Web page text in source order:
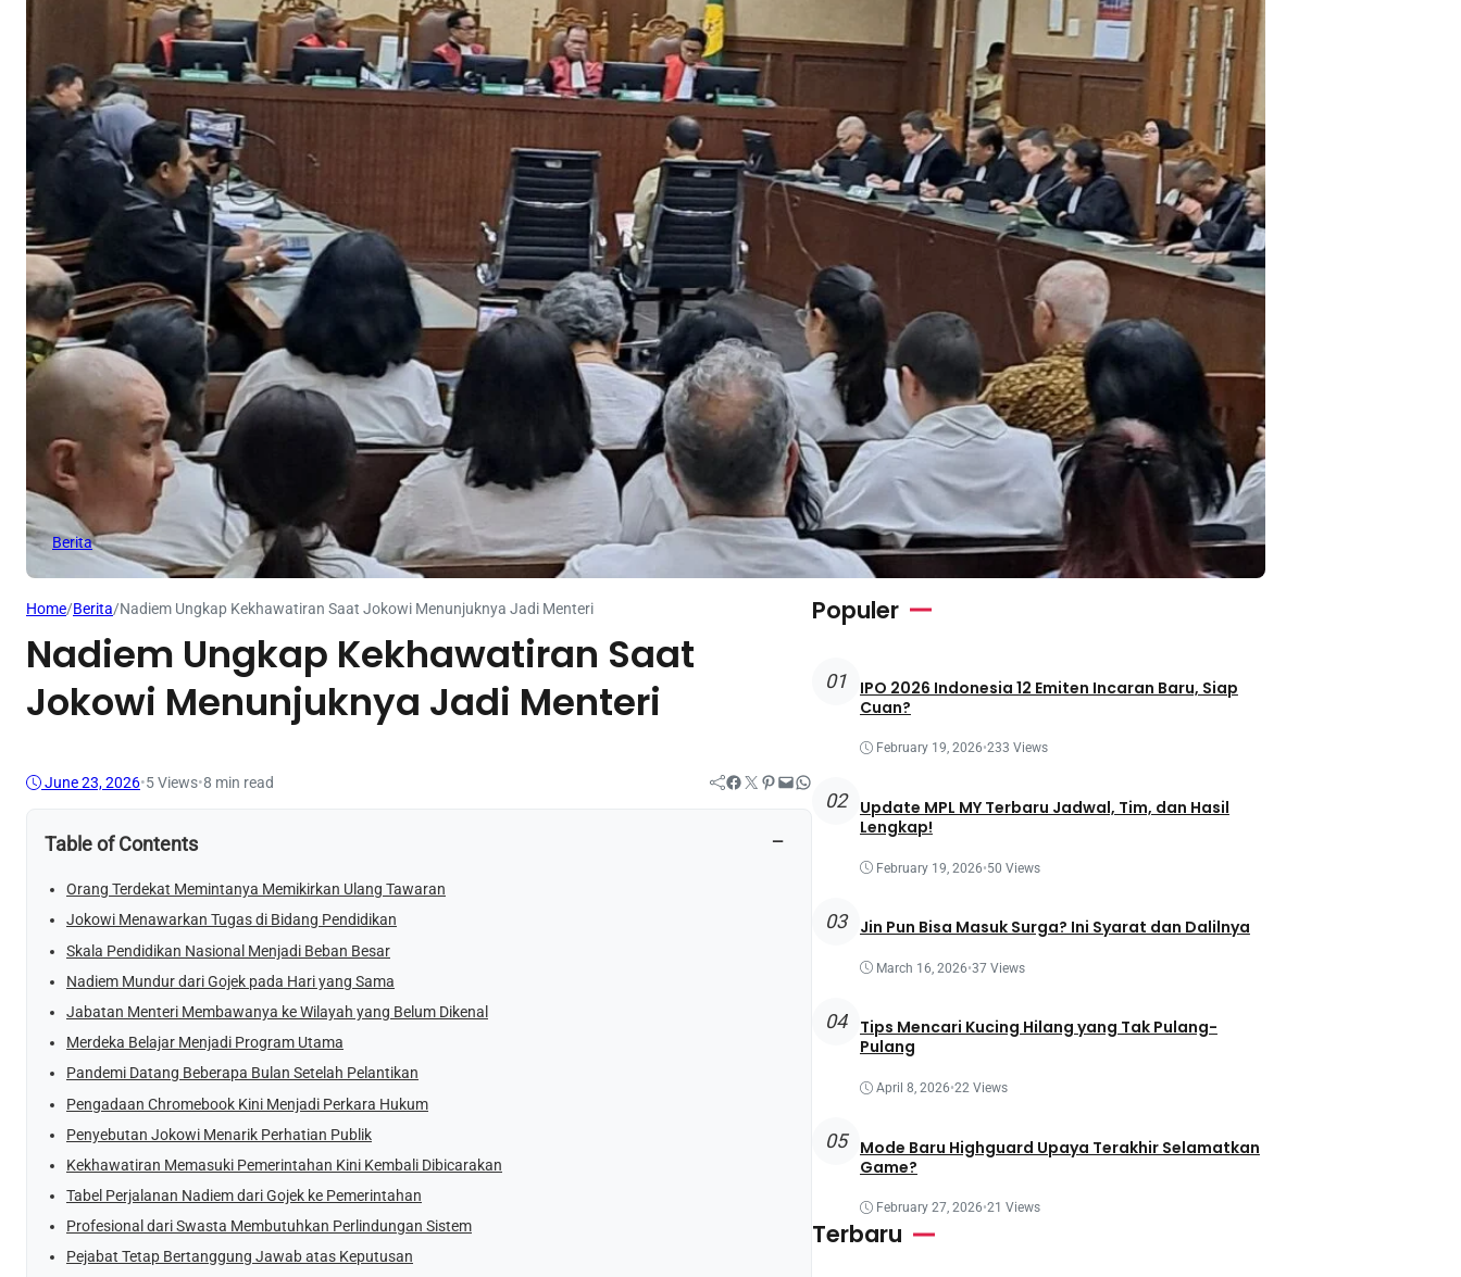
Berita
Home/Berita/Nadiem Ungkap Kekhawatiran Saat Jokowi Menunjuknya Jadi Menteri
Nadiem Ungkap Kekhawatiran Saat
Jokowi Menunjuknya Jadi Menteri
June 23, 2026•5Views•8 min read Facebook Twitter Pinterest Mail WhatsApp
Table of Contents −
Orang Terdekat Memintanya Memikirkan Ulang Tawaran
Jokowi Menawarkan Tugas di Bidang Pendidikan
Skala Pendidikan Nasional Menjadi Beban Besar
Nadiem Mundur dari Gojek pada Hari yang Sama
Jabatan Menteri Membawanya ke Wilayah yang Belum Dikenal
Merdeka Belajar Menjadi Program Utama
Pandemi Datang Beberapa Bulan Setelah Pelantikan
Pengadaan Chromebook Kini Menjadi Perkara Hukum
Penyebutan Jokowi Menarik Perhatian Publik
Kekhawatiran Memasuki Pemerintahan Kini Kembali Dibicarakan
Tabel Perjalanan Nadiem dari Gojek ke Pemerintahan
Profesional dari Swasta Membutuhkan Perlindungan Sistem
Pejabat Tetap Bertanggung Jawab atas Keputusan
Populer
01
IPO 2026 Indonesia 12 Emiten Incaran Baru, Siap
Cuan?
February 19, 2026•233 Views
02
Update MPL MY Terbaru Jadwal, Tim, dan Hasil
Lengkap!
February 19, 2026•50 Views
03 Jin Pun Bisa Masuk Surga? Ini Syarat dan Dalilnya
March 16, 2026•37 Views
04
Tips Mencari Kucing Hilang yang Tak Pulang-
Pulang
April 8, 2026•22 Views
05
Mode Baru Highguard Upaya Terakhir Selamatkan
Game?
February 27, 2026•21 Views
Terbaru